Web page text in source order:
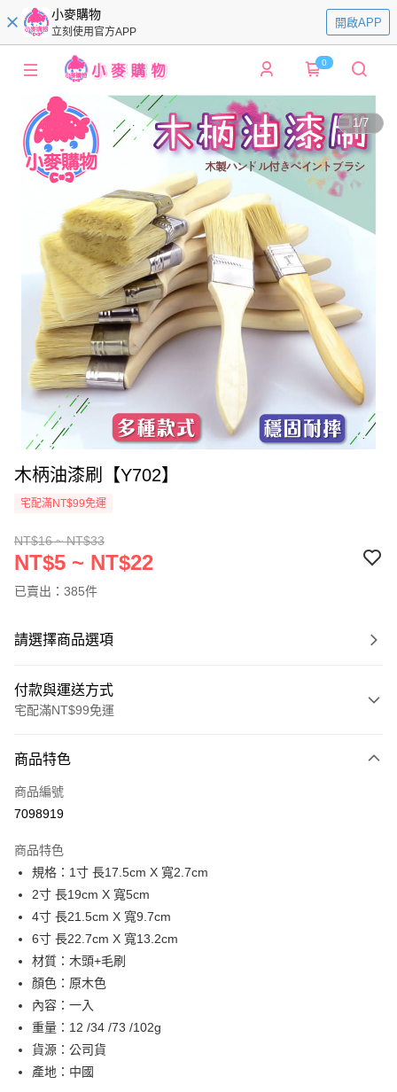
小麥購物
立刻使用官方APP
開啟APP
0
1/7
木柄油漆刷【Y702】
宅配滿NT$99免運
NT$16 ~ NT$33
NT$5 ~ NT$22
已賣出：385件
請選擇商品選項
付款與運送方式
宅配滿NT$99免運
信用卡一次付款
信用卡分期付款
合作金庫商業銀行
華南商業銀行
上海商業儲蓄銀行
國泰世華商業銀行
臺灣中小企業銀行
匯豐（台灣）商業銀行
聯邦商業銀行
元大商業銀行
玉山商業銀行
台新國際商業銀行
台灣樂天信用卡公司
超商取貨付款
LINE Pay
Apple Pay
街口支付
AFTEE先享後付
相關說明
【關於「AFTEE先享後付」】
商品特色
商品編號
7098919
商品特色
規格：1寸 長17.5cm X 寬2.7cm
2寸 長19cm X 寬5cm
4寸 長21.5cm X 寬9.7cm
6寸 長22.7cm X 寬13.2cm
材質：木頭+毛刷
顏色：原木色
內容：一入
重量：12 /34 /73 /102g
貨源：公司貨
產地：中國